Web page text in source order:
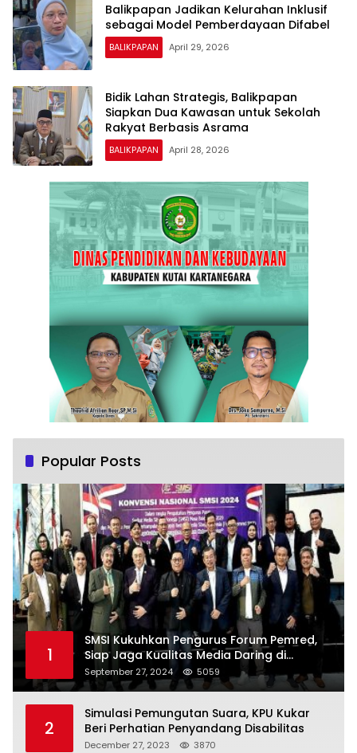
Balikpapan Jadikan Kelurahan Inklusif
sebagai Model Pemberdayaan Difabel
BALIKPAPAN April 29, 2026
Bidik Lahan Strategis, Balikpapan
Siapkan Dua Kawasan untuk Sekolah
Rakyat Berbasis Asrama
BALIKPAPAN April 28, 2026
Popular Posts
1
SMSI Kukuhkan Pengurus Forum Pemred,
Siap Jaga Kualitas Media Daring di
Indonesia
September 27, 2024 5059
2
Simulasi Pemungutan Suara, KPU Kukar
Beri Perhatian Penyandang Disabilitas
December 27, 2023 3870